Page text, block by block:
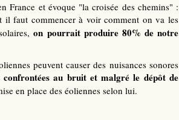
France et évoque "la croisée des chemins" :
il faut commencer à voir comment on va les
on pourrait produire 80% de notre
peuvent causer des nuisances sonores
au bruit et malgré le dépôt de
en place des éoliennes selon lui.